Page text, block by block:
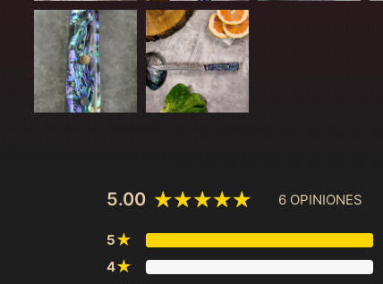
5.00 6 OPINIONES
5★
4★